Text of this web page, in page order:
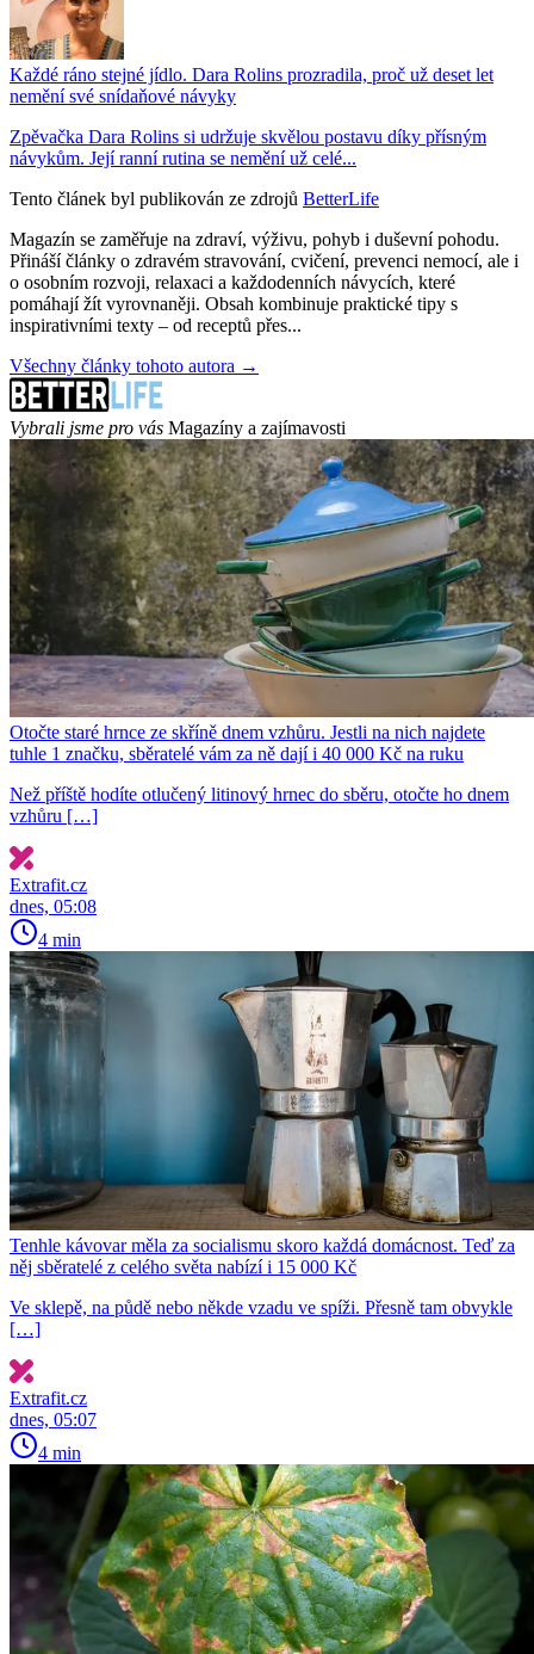
Každé ráno stejné jídlo. Dara Rolins prozradila, proč už deset let
nemění své snídaňové návyky
Zpěvačka Dara Rolins si udržuje skvělou postavu díky přísným
návykům. Její ranní rutina se nemění už celé...
Tento článek byl publikován ze zdrojů BetterLife
Magazín se zaměřuje na zdraví, výživu, pohyb i duševní pohodu.
Přináší články o zdravém stravování, cvičení, prevenci nemocí, ale i
o osobním rozvoji, relaxaci a každodenních návycích, které
pomáhají žít vyrovnaněji. Obsah kombinuje praktické tipy s
inspirativními texty – od receptů přes...
Všechny články tohoto autora →
Vybrali jsme pro vás Magazíny a zajímavosti
Otočte staré hrnce ze skříně dnem vzhůru. Jestli na nich najdete
tuhle 1 značku, sběratelé vám za ně dají i 40 000 Kč na ruku
Než příště hodíte otlučený litinový hrnec do sběru, otočte ho dnem
vzhůru […]
Extrafit.cz
dnes, 05:08
4 min
Tenhle kávovar měla za socialismu skoro každá domácnost. Teď za
něj sběratelé z celého světa nabízí i 15 000 Kč
Ve sklepě, na půdě nebo někde vzadu ve spíži. Přesně tam obvykle
[…]
Extrafit.cz
dnes, 05:07
4 min